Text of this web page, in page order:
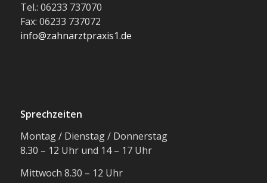
Tel.: 06233 737070
Fax: 06233 737072
info@zahnarztpraxis1.de
Sprechzeiten
Montag / Dienstag / Donnerstag
8.30 – 12 Uhr und 14 – 17 Uhr
Mittwoch 8.30 – 12 Uhr